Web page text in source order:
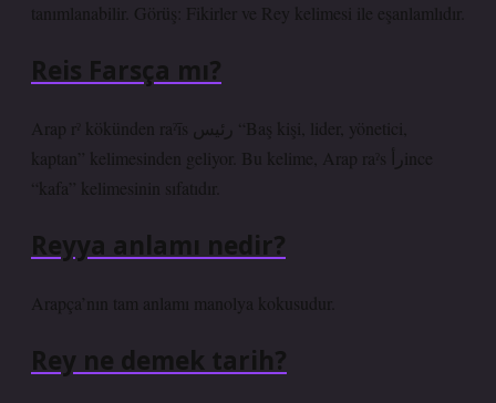
tanımlanabilir. Görüş: Fikirler ve Rey kelimesi ile eşanlamlıdır.
Reis Farsça mı?
Arap rˀ kökünden raˀīs رئيس “Baş kişi, lider, yönetici,
kaptan” kelimesinden geliyor. Bu kelime, Arap raˀs رأince
“kafa” kelimesinin sıfatıdır.
Reyya anlamı nedir?
Arapça’nın tam anlamı manolya kokusudur.
Rey ne demek tarih?